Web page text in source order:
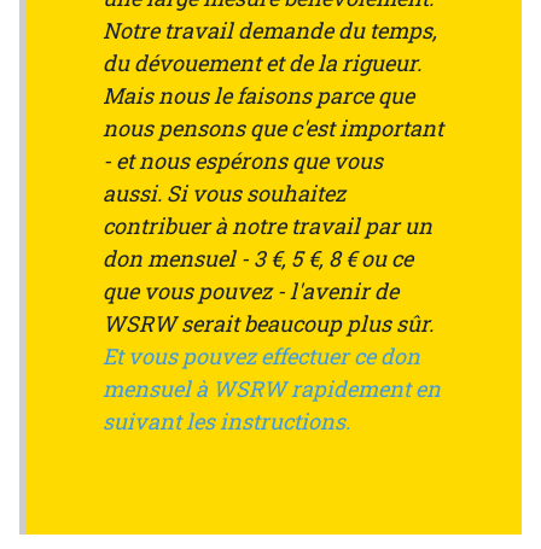
Notre travail demande du temps,
du dévouement et de la rigueur.
Mais nous le faisons parce que
nous pensons que c'est important
- et nous espérons que vous
aussi. Si vous souhaitez
contribuer à notre travail par un
don mensuel - 3 €, 5 €, 8 € ou ce
que vous pouvez - l'avenir de
WSRW serait beaucoup plus sûr.
Et vous pouvez effectuer ce don
mensuel à WSRW rapidement en
suivant les instructions.